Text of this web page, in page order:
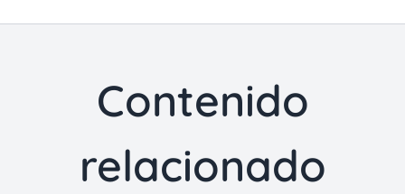
Contenido
relacionado